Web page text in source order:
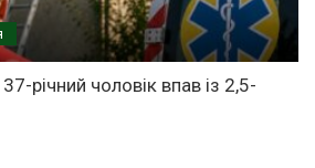
річний чоловік впав із 2,5-